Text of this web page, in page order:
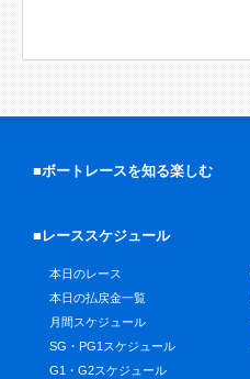
■ボートレースを知る楽しむ
■レーススケジュール
本日のレース
本日の払戻金一覧
月間スケジュール
SG・PG1スケジュール
G1・G2スケジュール